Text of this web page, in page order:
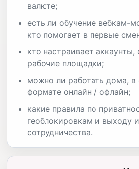
валюте;
есть ли обучение вебкам-
кто помогает в первые
кто настраивает аккаунты,
рабочие площадки;
можно ли работать дома, в
формате онлайн / офлайн;
какие правила по
геоблокировкам и выходу
сотрудничества.